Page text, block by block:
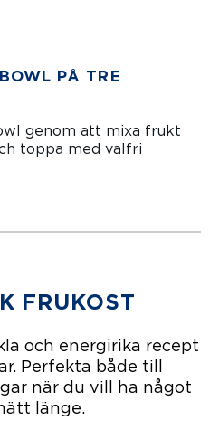
PÅ TRE
genom att mixa frukt
toppa med valfri
FRUKOST
och energirika recept
Perfekta både till
när du vill ha något
länge.